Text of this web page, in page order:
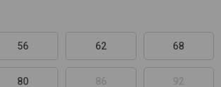
56 62 68
80 86 92